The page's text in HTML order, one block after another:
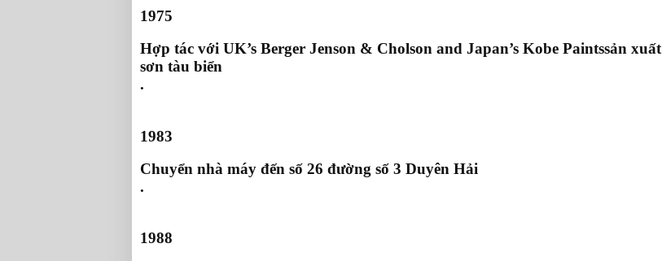
1975
Hợp tác với UK’s Berger Jenson & Cholson and Japan’s Kobe Paintssản xuất
sơn tàu biển
.
1983
Chuyển nhà máy đến số 26 đường số 3 Duyên Hải
.
1988